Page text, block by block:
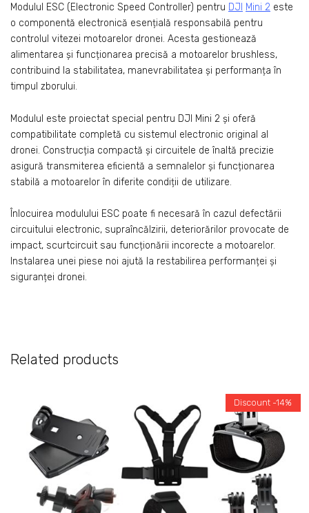
Modulul ESC (Electronic Speed Controller) pentru DJI Mini 2 este
o componentă electronică esențială responsabilă pentru
controlul vitezei motoarelor dronei. Acesta gestionează
alimentarea și funcționarea precisă a motoarelor brushless,
contribuind la stabilitatea, manevrabilitatea și performanța în
timpul zborului.
Modulul este proiectat special pentru DJI Mini 2 și oferă
compatibilitate completă cu sistemul electronic original al
dronei. Construcția compactă și circuitele de înaltă precizie
asigură transmiterea eficientă a semnalelor și funcționarea
stabilă a motoarelor în diferite condiții de utilizare.
Înlocuirea modulului ESC poate fi necesară în cazul defectării
circuitului electronic, supraîncălzirii, deteriorărilor provocate de
impact, scurtcircuit sau funcționării incorecte a motoarelor.
Instalarea unei piese noi ajută la restabilirea performanței și
siguranței dronei.
Related products
Discount -14%